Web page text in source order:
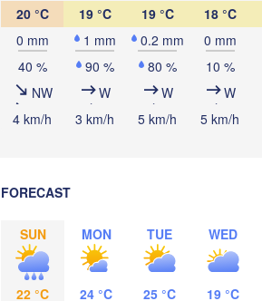
20 °C
0 mm
40 %
NW
4 km/h
19 °C
1 mm
90 %
W
3 km/h
19 °C
0.2 mm
80 %
W
5 km/h
18 °C
0 mm
10 %
W
5 km/h
FORECAST
SUN
22 °C
MON
24 °C
TUE
25 °C
WED
19 °C
Ульяновск
(Ul'yanovsk)
Балаково
(Balakovo)